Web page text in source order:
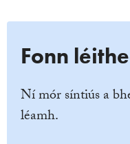
Fonn
Ní mór síntiús a
léamh.